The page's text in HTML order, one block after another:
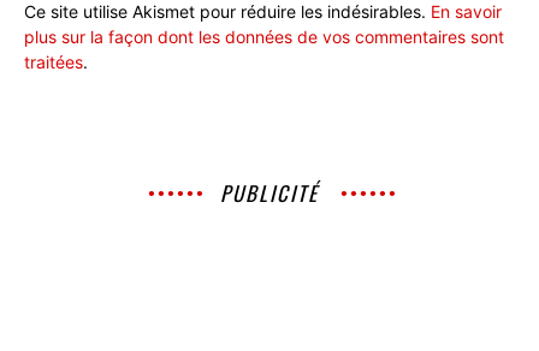
Ce site utilise Akismet pour réduire les indésirables. En savoir
plus sur la façon dont les données de vos commentaires sont
traitées.
PUBLICITÉ